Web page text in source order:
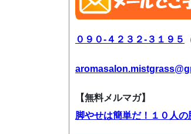
０９０-４２３２-３１９５
【無料メルマガ】
脚やせは簡単だ！１０人